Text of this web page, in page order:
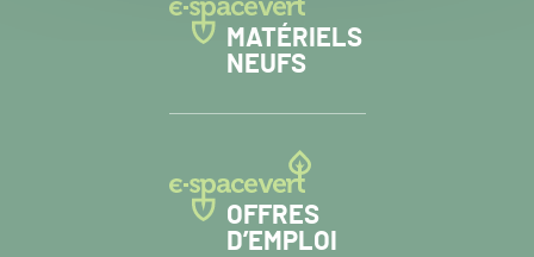
MATÉRIELS
NEUFS
OFFRES
D’EMPLOI